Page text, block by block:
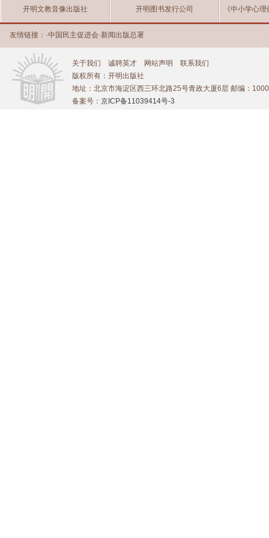
开明文教音像出版社 开明图书发行公司 《中小学心
友情链接： ·中国民主促进会·新闻出版总署
关于我们 诚聘英才 网站声明
联系我们
版权所有：开明出版社
地址：北京市海淀区西三环北路25号青政大厦6层 邮编：
备案号： 京ICP备11039414号-3